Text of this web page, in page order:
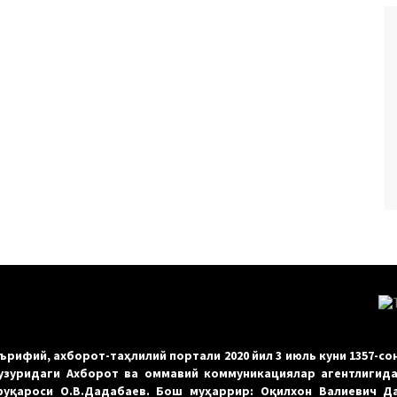
ахборот-таҳлилий портали 2020 йил 3 июль куни 1357-
Ахборот ва оммавий коммуникациялар
О.В.Дадабаев. Бош муҳаррир: Оқилхон Валиевич